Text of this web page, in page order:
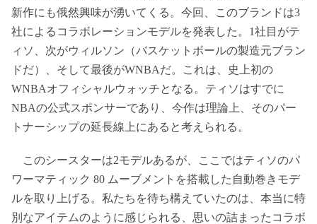
新作にも俄然興味が湧いてくる。今回、このブランドは3
社によるコラボレーションモデルを発表した。1社目がテ
ィソ、次がウィルソン（バスケットボールの製造元ブラン
ドだ）、そして最後がWNBAだ。これは、史上初の
WNBAオフィシャルウォッチとなる。ティソはすでに
NBAの公式スポンサーであり、今作は理論上、そのパー
トナーシップの延長線上にあると考えられる。
このシースターは2モデルあるが、ここではティソのパ
ワーマティック 80 ムーブメントを搭載した自動巻きモデ
ルを取り上げる。私たちを待ち構えていたのは、本当に特
別なアイテムのように感じられる、思いの詰まったコラボ